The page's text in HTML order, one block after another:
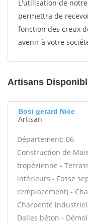
L'utilisation de
permettra de
fonction des creux
avenir à votre
Artisans
Bosi gerard Nice
Artisan
Département: 06
Construction de
tropézienne -
intérieurs - Fosse
remplacement) -
Charpente
Dalles béton -